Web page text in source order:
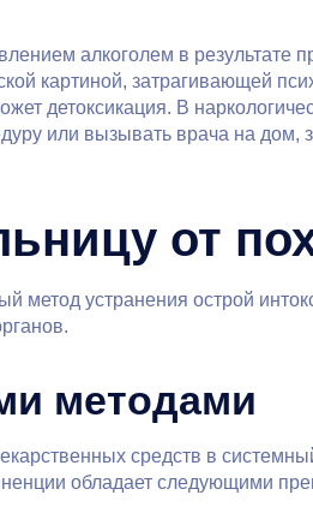
алкоголем в
картиной, затрагивающей
детоксикация. В
или вызывать врача на
от
устранения острой
методами
средств в
обладает следующими